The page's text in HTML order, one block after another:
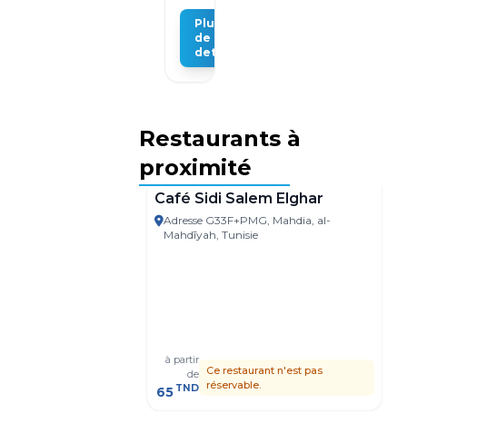
Plus
de
details
Restaurants à
proximité
Mahdia
Café Sidi Salem Elghar
Adresse G33F+PMG, Mahdia, al-
Mahdīyah, Tunisie
à partir
de
65 TND
Ce restaurant n'est pas
réservable.